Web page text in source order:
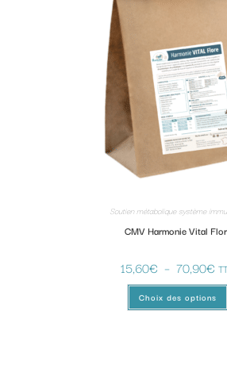
Soutien métabolique système
CMV Harmonie Vital
15,60€ – 70,90€
Choix des options